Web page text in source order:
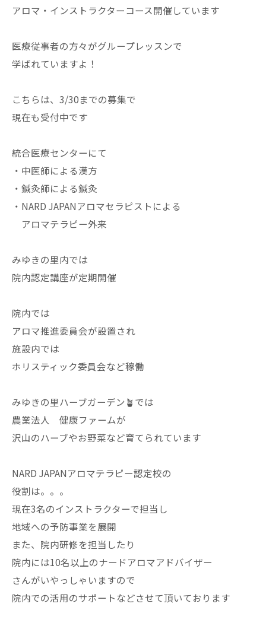
アロマ・インストラクターコース開催しています
医療従事者の方々がグループレッスンで
学ばれていますよ！
こちらは、3/30までの募集で
現在も受付中です
統合医療センターにて
・中医師による漢方
・鍼灸師による鍼灸
・NARD JAPANアロマセラピストによる
アロマテラピー外来
みゆきの里内では
院内認定講座が定期開催
院内では
アロマ推進委員会が設置され
施設内では
ホリスティック委員会など稼働
みゆきの里ハーブガーデン🪴では
農業法人 健康ファームが
沢山のハーブやお野菜など育てられています
NARD JAPANアロマテラピー認定校の
役割は。。。
現在3名のインストラクターで担当し
地域への予防事業を展開
また、院内研修を担当したり
院内には10名以上のナードアロマアドバイザー
さんがいやっしゃいますので
院内での活用のサポートなどさせて頂いております